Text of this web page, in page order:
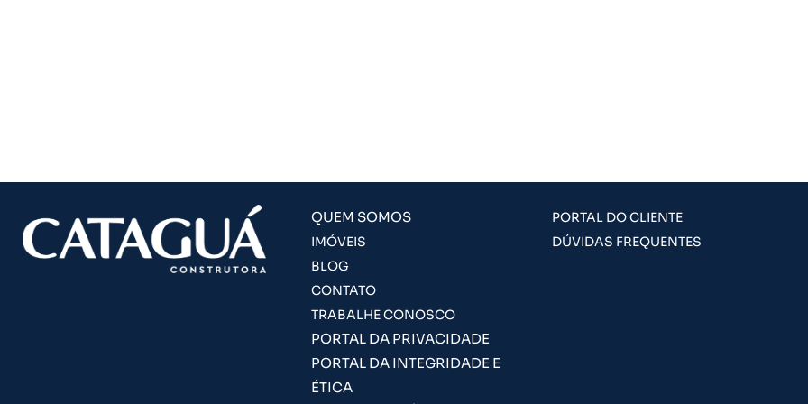
QUEM SOMOS
IMÓVEIS
BLOG
CONTATO
TRABALHE CONOSCO
PORTAL DA PRIVACIDADE
PORTAL DA INTEGRIDADE E
ÉTICA
PORTAL DO CLIENTE
DÚVIDAS FREQUENTES